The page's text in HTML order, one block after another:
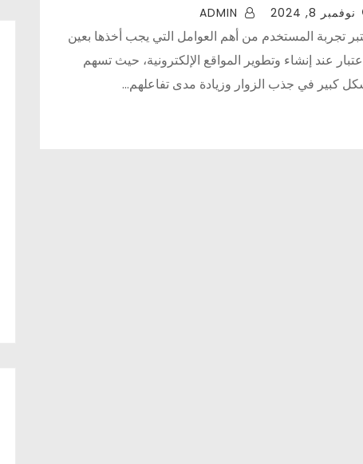
نوفمبر 8, 2024
تجربة المستخدم من أهم العوامل التي يجب أخذها بعين
عند إنشاء وتطوير المواقع الإلكترونية، حيث تسهم
كبير في جذب الزوار وزيادة مدى تفاعلهم...